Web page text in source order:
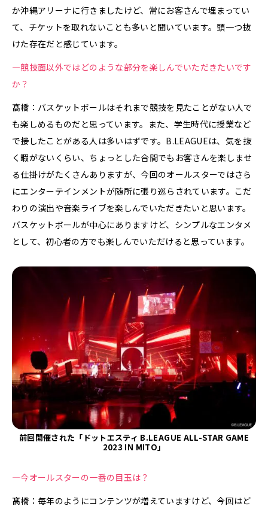
か沖縄アリーナに行きましたけど、常にお客さんで埋まってい
て、チケットを取れないことも多いと聞いています。頭一つ抜
けた存在だと感じています。
—競技面以外ではどのような部分を楽しんでいただきたいです
か？
髙橋：バスケットボールはそれまで競技を見たことがない人で
も楽しめるものだと思っています。また、学生時代に授業など
で接したことがある人は多いはずです。B.LEAGUEは、気を抜
く暇がないくらい、ちょっとした合間でもお客さんを楽しませ
る仕掛けがたくさんありますが、今回のオールスターではさら
にエンターテインメントが随所に張り巡らされています。こだ
わりの演出や音楽ライブを楽しんでいただきたいと思います。
バスケットボールが中心にありますけど、シンプルなエンタメ
として、初心者の方でも楽しんでいただけると思っています。
前回開催された「ドットエスティ B.LEAGUE ALL-STAR GAME
2023 IN MITO」
—今オールスターの一番の目玉は？
髙橋：毎年のようにコンテンツが増えていますけど、今回はど